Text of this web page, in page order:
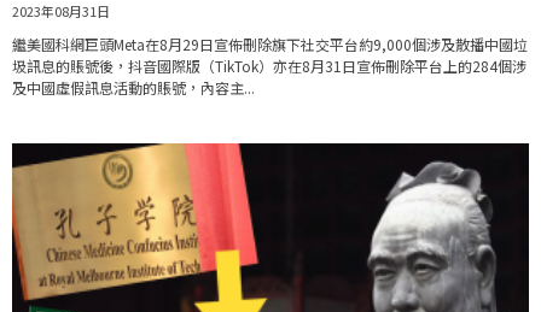
2023年08月31日
繼美國科網巨頭Meta在8月29日宣佈刪除旗下社交平台約9,000個涉及散播中國垃
圾訊息的賬號後，抖音國際版（TikTok）亦在8月31日宣佈刪除平台上的284個涉
及中國虛假訊息活動的賬號，內容主...